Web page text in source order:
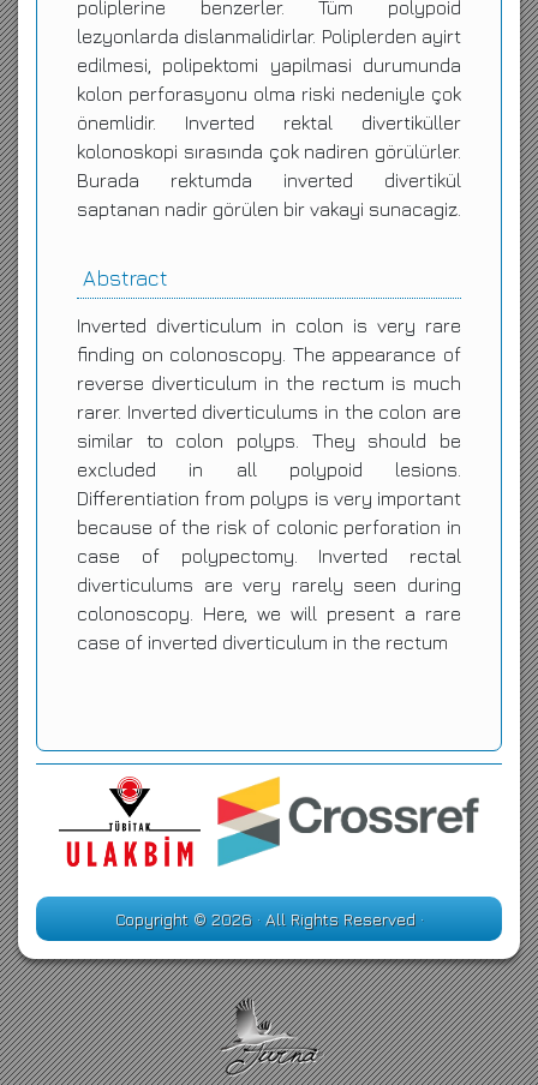
poliplerine benzerler. Tüm polypoid
lezyonlarda dislanmalidirlar. Poliplerden ayirt
edilmesi, polipektomi yapilmasi durumunda
kolon perforasyonu olma riski nedeniyle çok
önemlidir. Inverted rektal divertiküller
kolonoskopi sırasında çok nadiren görülürler.
Burada rektumda inverted divertikül
saptanan nadir görülen bir vakayi sunacagiz.
Abstract
Inverted diverticulum in colon is very rare
finding on colonoscopy. The appearance of
reverse diverticulum in the rectum is much
rarer. Inverted diverticulums in the colon are
similar to colon polyps. They should be
excluded in all polypoid lesions.
Differentiation from polyps is very important
because of the risk of colonic perforation in
case of polypectomy. Inverted rectal
diverticulums are very rarely seen during
colonoscopy. Here, we will present a rare
case of inverted diverticulum in the rectum
Copyright © 2026 · All Rights Reserved ·